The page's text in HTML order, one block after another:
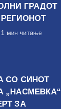
ГРАДОТ
1 мин читање
СО СИНОТ
„НАСМЕВКА“
ЗА